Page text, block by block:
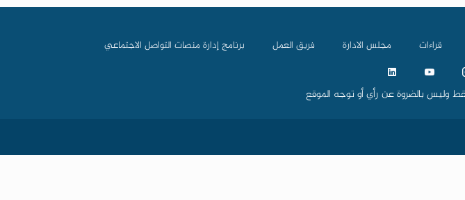
قراءات مجلس الادارة فريق العمل برنامج إدارة منصات التواصل الاجتماعي
وليس بالضروة عن رأي أو توجه الموقع